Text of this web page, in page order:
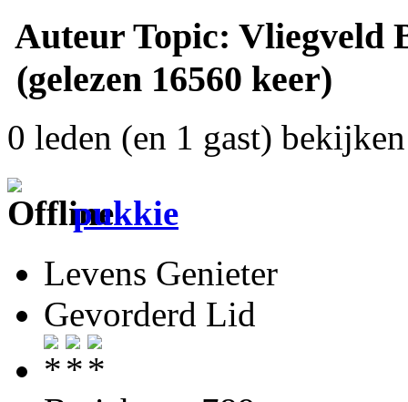
Auteur Topic: Vliegveld
(gelezen 16560 keer)
0 leden (en 1 gast)
pukkie
Levens Genieter
Gevorderd Lid